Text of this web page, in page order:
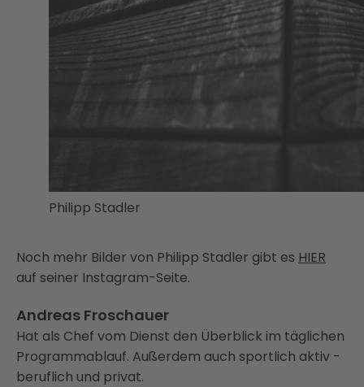
Philipp Stadler
Noch mehr Bilder von Philipp Stadler gibt es HIER
auf seiner Instagram-Seite.
Andreas Froschauer
Hat als Chef vom Dienst den Überblick im täglichen
Programmablauf. Außerdem auch sportlich aktiv -
beruflich und privat.